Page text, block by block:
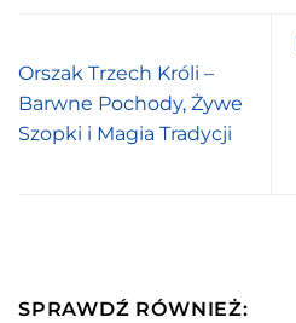
Orszak Trzech Króli –
Barwne Pochody, Żywe
Szopki i Magia Tradycji
SPRAWDŹ RÓWNIEŻ: